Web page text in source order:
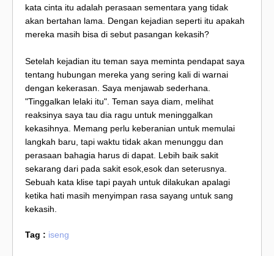
kata cinta itu adalah perasaan sementara yang tidak
akan bertahan lama. Dengan kejadian seperti itu apakah
mereka masih bisa di sebut pasangan kekasih?
Setelah kejadian itu teman saya meminta pendapat saya
tentang hubungan mereka yang sering kali di warnai
dengan kekerasan. Saya menjawab sederhana.
"Tinggalkan lelaki itu". Teman saya diam, melihat
reaksinya saya tau dia ragu untuk meninggalkan
kekasihnya. Memang perlu keberanian untuk memulai
langkah baru, tapi waktu tidak akan menunggu dan
perasaan bahagia harus di dapat. Lebih baik sakit
sekarang dari pada sakit esok,esok dan seterusnya.
Sebuah kata klise tapi payah untuk dilakukan apalagi
ketika hati masih menyimpan rasa sayang untuk sang
kekasih.
Tag : iseng